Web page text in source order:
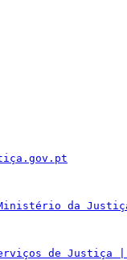
da
de Justiça